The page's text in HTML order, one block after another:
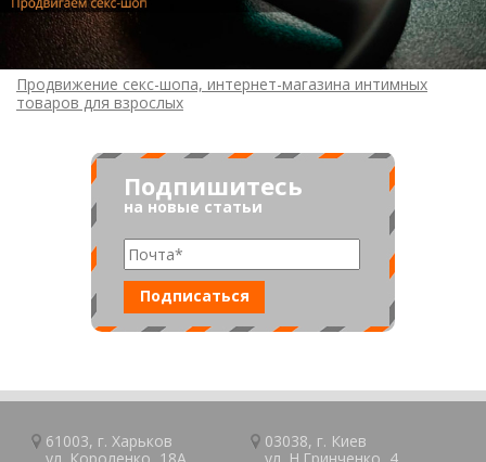
Продвижение секс-шопа, интернет-магазина интимных
товаров для взрослых
Подпишитесь
на новые статьи
61003, г.Харьков
ул. Короленко, 18А
03038, г. Киев
ул. Н.Гринченко, 4